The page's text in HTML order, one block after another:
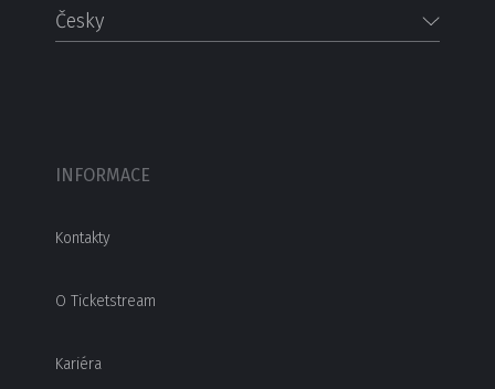
Česky
INFORMACE
Kontakty
O Ticketstream
Kariéra